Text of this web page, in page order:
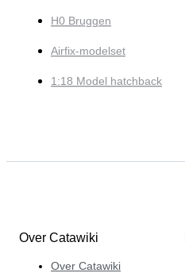
H0 Bruggen
Airfix-modelset
1:18 Model hatchback
Over Catawiki
Over Catawiki